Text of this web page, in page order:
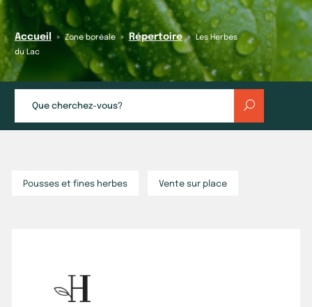
Accueil » Zone boréale » Répertoire »
Les Herbes
du Lac
Pousses et fines herbes Vente sur place